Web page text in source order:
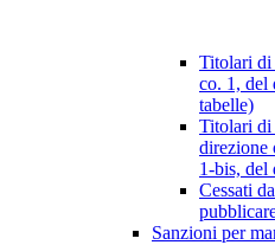
Titolari di
co. 1, del
tabelle)
Titolari di
direzione
1-bis, del
Cessati
Sanzioni per